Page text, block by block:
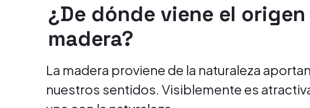
¿De dónde viene el
madera?
La madera proviene de la naturaleza
nuestros sentidos. Visiblemente es